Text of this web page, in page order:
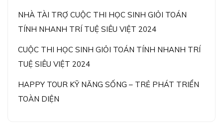
NHÀ TÀI TRỢ CUỘC THI HỌC SINH GIỎI TOÁN
TÍNH NHANH TRÍ TUỆ SIÊU VIỆT 2024
CUỘC THI HỌC SINH GIỎI TOÁN TÍNH NHANH TRÍ
TUỆ SIÊU VIỆT 2024
HAPPY TOUR KỸ NĂNG SỐNG – TRẺ PHÁT TRIỂN
TOÀN DIỆN